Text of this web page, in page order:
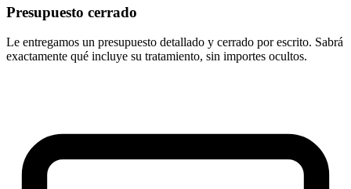
Presupuesto cerrado
Le entregamos un presupuesto detallado y cerrado por escrito. Sabrá
exactamente qué incluye su tratamiento, sin importes ocultos.